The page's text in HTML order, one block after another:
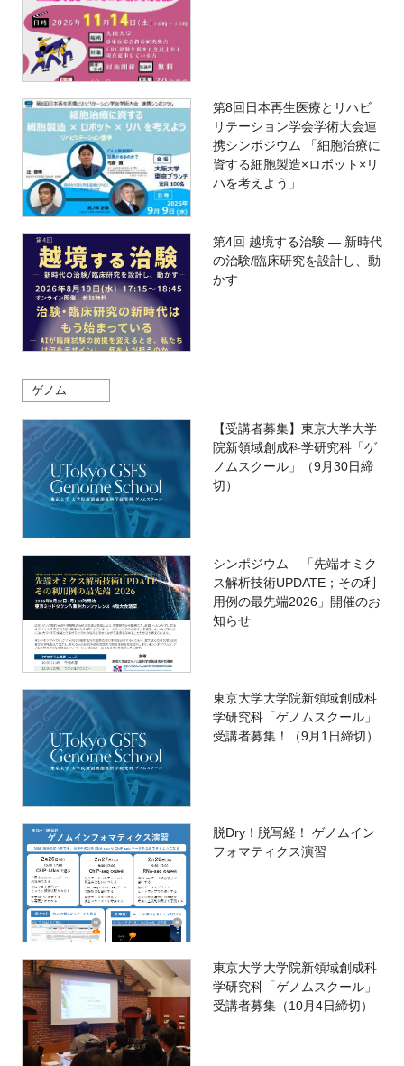
第8回日本再生医療とリハビ
リテーション学会学術大会連
携シンポジウム 「細胞治療に
資する細胞製造×ロボット×リ
ハを考えよう」
第4回 越境する治験 — 新時代
の治験/臨床研究を設計し、動
かす
ゲノム
【受講者募集】東京大学大学
院新領域創成科学研究科「ゲ
ノムスクール」（9月30日締
切）
シンポジウム 「先端オミク
ス解析技術UPDATE；その利
用例の最先端2026」開催のお
知らせ
東京大学大学院新領域創成科
学研究科「ゲノムスクール」
受講者募集！（9月1日締切）
脱Dry！脱写経！ ゲノムイン
フォマティクス演習
東京大学大学院新領域創成科
学研究科「ゲノムスクール」
受講者募集（10月4日締切）